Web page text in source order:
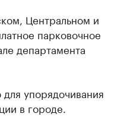
Центральном и
парковочное
департамента
упорядочивания
в городе.